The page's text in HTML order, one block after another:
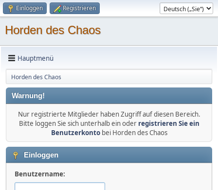
Einloggen Registrieren
Horden des Chaos
Hauptmenü
Horden des Chaos
Warnung!
Nur registrierte Mitglieder haben Zugriff auf diesen Bereich.
Bitte loggen Sie sich unterhalb ein oder registrieren Sie ein
Benutzerkontobei Horden des Chaos
Einloggen
Benutzername: